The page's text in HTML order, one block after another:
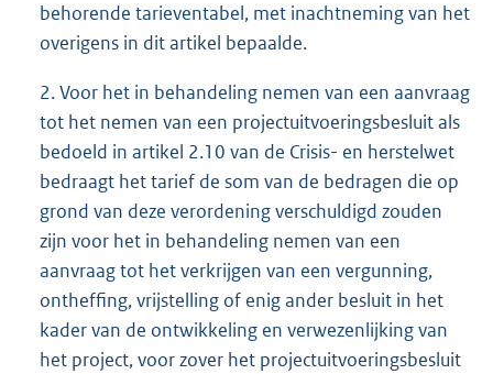
behorende tarieventabel, met inachtneming van het
overigens in dit artikel bepaalde.
2. Voor het in behandeling nemen van een aanvraag
tot het nemen van een projectuitvoeringsbesluit als
bedoeld in artikel 2.10 van de Crisis- en herstelwet
bedraagt het tarief de som van de bedragen die op
grond van deze verordening verschuldigd zouden
zijn voor het in behandeling nemen van een
aanvraag tot het verkrijgen van een vergunning,
ontheffing, vrijstelling of enig ander besluit in het
kader van de ontwikkeling en verwezenlijking van
het project, voor zover het projectuitvoeringsbesluit